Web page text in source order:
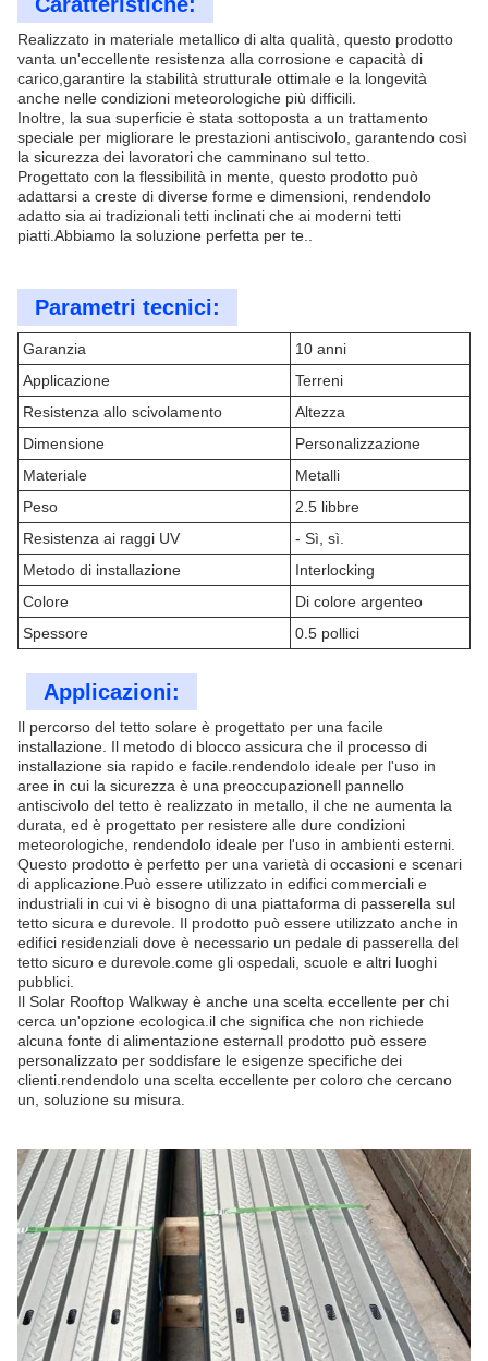
Realizzato in materiale metallico di alta qualità, questo prodotto
vanta un'eccellente resistenza alla corrosione e capacità di
carico,garantire la stabilità strutturale ottimale e la longevità
anche nelle condizioni meteorologiche più difficili.
Inoltre, la sua superficie è stata sottoposta a un trattamento
speciale per migliorare le prestazioni antiscivolo, garantendo così
la sicurezza dei lavoratori che camminano sul tetto.
Progettato con la flessibilità in mente, questo prodotto può
adattarsi a creste di diverse forme e dimensioni, rendendolo
adatto sia ai tradizionali tetti inclinati che ai moderni tetti
piatti.Abbiamo la soluzione perfetta per te..
Parametri tecnici:
Garanzia
10 anni
Applicazione
Terreni
Resistenza allo scivolamento
Altezza
Dimensione
Personalizzazione
Materiale
Metalli
Peso
2.5 libbre
Resistenza ai raggi UV
- Sì, sì.
Metodo di installazione
Interlocking
Colore
Di colore argenteo
Spessore
0.5 pollici
Applicazioni:
Il percorso del tetto solare è progettato per una facile
installazione. Il metodo di blocco assicura che il processo di
installazione sia rapido e facile.rendendolo ideale per l'uso in
aree in cui la sicurezza è una preoccupazioneIl pannello
antiscivolo del tetto è realizzato in metallo, il che ne aumenta la
durata, ed è progettato per resistere alle dure condizioni
meteorologiche, rendendolo ideale per l'uso in ambienti esterni.
Questo prodotto è perfetto per una varietà di occasioni e scenari
di applicazione.Può essere utilizzato in edifici commerciali e
industriali in cui vi è bisogno di una piattaforma di passerella sul
tetto sicura e durevole. Il prodotto può essere utilizzato anche in
edifici residenziali dove è necessario un pedale di passerella del
tetto sicuro e durevole.come gli ospedali, scuole e altri luoghi
pubblici.
Il Solar Rooftop Walkway è anche una scelta eccellente per chi
cerca un'opzione ecologica.il che significa che non richiede
alcuna fonte di alimentazione esternaIl prodotto può essere
personalizzato per soddisfare le esigenze specifiche dei
clienti.rendendolo una scelta eccellente per coloro che cercano
un, soluzione su misura.